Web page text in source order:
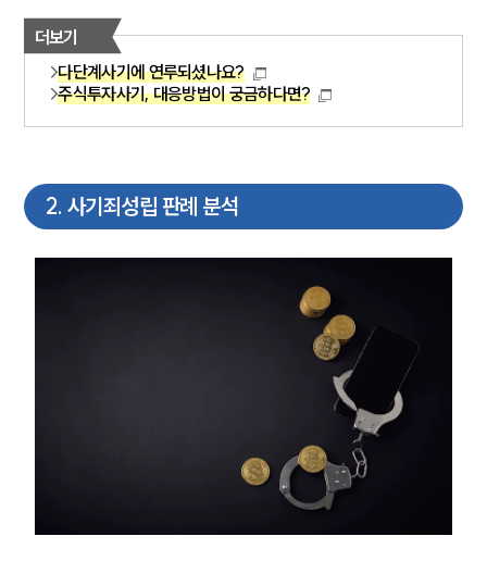
더보기
다단계사기에 연루되셨나요?
주식투자사기, 대응방법이 궁금하다면?
2. 사기죄성립 판례 분석